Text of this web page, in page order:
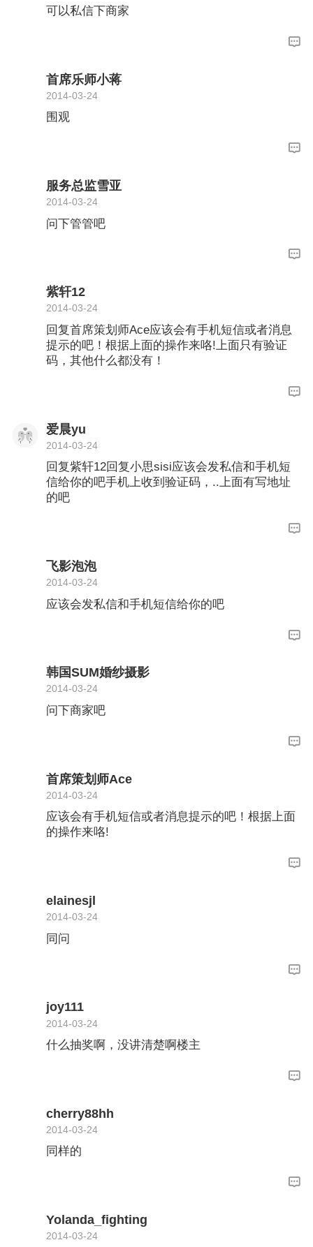
可以私信下商家
首席乐师小蒋
2014-03-24
围观
服务总监雪亚
2014-03-24
问下管管吧
紫轩12
2014-03-24
回复首席策划师Ace应该会有手机短信或者消息
提示的吧！根据上面的操作来咯!上面只有验证
码，其他什么都没有！
爱晨yu
2014-03-24
回复紫轩12回复小思sisi应该会发私信和手机短
信给你的吧手机上收到验证码，..上面有写地址
的吧
飞影泡泡
2014-03-24
应该会发私信和手机短信给你的吧
韩国SUM婚纱摄影
2014-03-24
问下商家吧
首席策划师Ace
2014-03-24
应该会有手机短信或者消息提示的吧！根据上面
的操作来咯!
elainesjl
2014-03-24
同问
joy111
2014-03-24
什么抽奖啊，没讲清楚啊楼主
cherry88hh
2014-03-24
同样的
Yolanda_fighting
2014-03-24